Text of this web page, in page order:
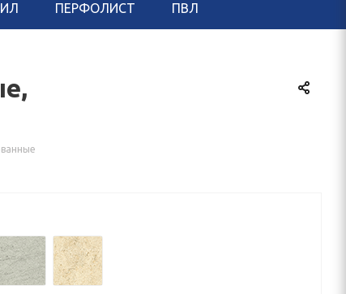
ПЕРФОЛИСТ ПВЛ